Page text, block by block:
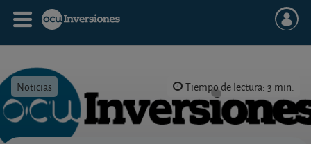
Noticias Tiempo de lectura: 3 min.